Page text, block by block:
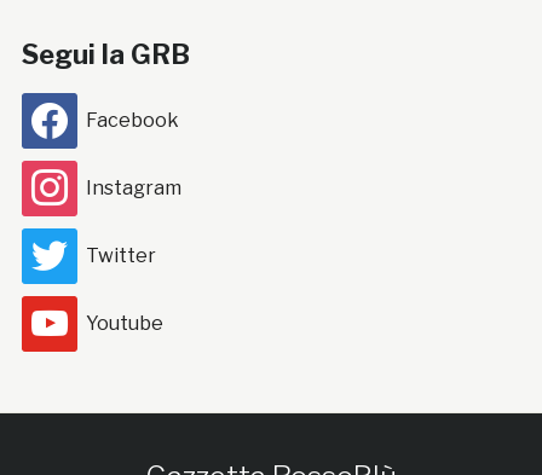
Segui la GRB
Facebook
Instagram
Twitter
Youtube